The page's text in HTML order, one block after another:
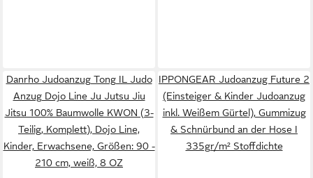
Danrho Judoanzug Tong IL Judo
Anzug Dojo Line Ju Jutsu Jiu
Jitsu 100% Baumwolle KWON (3-
Teilig, Komplett), Dojo Line,
Kinder, Erwachsene, Größen: 90 -
210 cm, weiß, 8 OZ
IPPONGEAR Judoanzug Future 2
(Einsteiger & Kinder Judoanzug
inkl. Weißem Gürtel), Gummizug
& Schnürbund an der Hose I
335gr/m² Stoffdichte